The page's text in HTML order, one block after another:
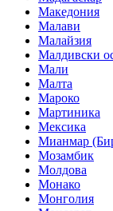
Македония
Малави
Малайзия
Малдивски
Мали
Малта
Мароко
Мартиника
Мексика
Мианмар
Мозамбик
Молдова
Монако
Монголия